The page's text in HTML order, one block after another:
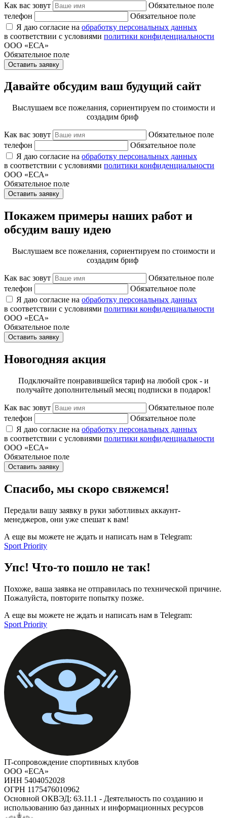
Как вас зовут
Обязательное поле
телефон
Обязательное поле
Я даю согласие на обработку персональных данных
в соответствии с условиями политики конфиденциальности
ООО «ЕСА»
Обязательное поле
Оставить заявку
Давайте обсудим ваш будущий сайт
Выслушаем все пожелания, сориентируем по стоимости и
создадим бриф
Как вас зовут
Обязательное поле
телефон
Обязательное поле
Я даю согласие на обработку персональных данных
в соответствии с условиями политики конфиденциальности
ООО «ЕСА»
Обязательное поле
Оставить заявку
Покажем примеры наших работ и
обсудим вашу идею
Выслушаем все пожелания, сориентируем по стоимости и
создадим бриф
Как вас зовут
Обязательное поле
телефон
Обязательное поле
Я даю согласие на обработку персональных данных
в соответствии с условиями политики конфиденциальности
ООО «ЕСА»
Обязательное поле
Оставить заявку
Новогодняя акция
Подключайте понравившейся тариф на любой срок - и
получайте дополнительный месяц подписки в подарок!
Как вас зовут
Обязательное поле
телефон
Обязательное поле
Я даю согласие на обработку персональных данных
в соответствии с условиями политики конфиденциальности
ООО «ЕСА»
Обязательное поле
Оставить заявку
Спасибо, мы скоро свяжемся!
Передали вашу заявку в руки заботливых аккаунт-
менеджеров, они уже спешат к вам!
А еще вы можете не ждать и написать нам в Telegram:
Sport Priority
Упс! Что-то пошло не так!
Похоже, ваша заявка не отправилась по технической причине.
Пожалуйста, повторите попытку позже.
А еще вы можете не ждать и написать нам в Telegram:
Sport Priority
IT-сопровождение спортивных клубов
ООО «ЕСА»
ИНН 5404052028
ОГРН 1175476010962
Основной ОКВЭД: 63.11.1 - Деятельность по созданию и
использованию баз данных и информационных ресурсов